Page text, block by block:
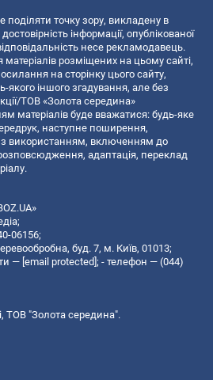
поділяти точку зору, викладену в
інформації, опублікованої
несе рекламодавець.
розміщених на цьому сайті,
на сторінку цього сайту,
якого іншого згадування, але без
ТОВ «Золота середина»
матеріалів буде вважатися: будь-яке
наступне поширення,
з використанням, включенням до
адаптація, переклад
06156;
буд. 7, м. Київ, 01013;
— [email protected]; - телефон — (044)
ТОВ "Золота середина".